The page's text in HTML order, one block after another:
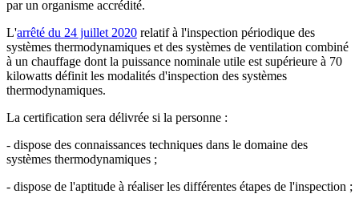
par un organisme accrédité.
L'arrêté du 24 juillet 2020 relatif à l'inspection périodique des
systèmes thermodynamiques et des systèmes de ventilation combiné
à un chauffage dont la puissance nominale utile est supérieure à 70
kilowatts définit les modalités d'inspection des systèmes
thermodynamiques.
La certification sera délivrée si la personne :
- dispose des connaissances techniques dans le domaine des
systèmes thermodynamiques ;
- dispose de l'aptitude à réaliser les différentes étapes de l'inspection ;